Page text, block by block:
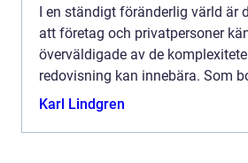
I en ständigt föränderlig värld är
att företag och privatpersoner
överväldigade av de
redovisning kan innebära. Som
har du dock tu...
Karl Lindgren